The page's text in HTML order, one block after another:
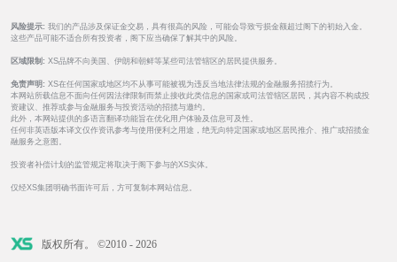
风险提示: 我们的产品涉及保证金交易，具有很高的风险，可能会导致亏损金额超过阁下的初始入金。
这些产品可能不适合所有投资者，阁下应当确保了解其中的风险。
区域限制: XS品牌不向美国、伊朗和朝鲜等某些司法管辖区的居民提供服务。
免责声明: XS在任何国家或地区均不从事可能被视为违反当地法律法规的金融服务招揽行为。
本网站所载信息不面向任何因法律限制而禁止接收此类信息的国家或司法管辖区居民，其内容不构成投
资建议、推荐或参与金融服务与投资活动的招揽与邀约。
此外，本网站提供的多语言翻译功能旨在优化用户体验及信息可及性。
任何非英语版本译文仅作资讯参考与使用便利之用途，绝无向特定国家或地区居民推介、推广或招揽金
融服务之意图。
投资者补偿计划的监管规定将取决于阁下参与的XS实体。
仅经XS集团明确书面许可后，方可复制本网站信息。
版权所有。 ©2010 - 2026